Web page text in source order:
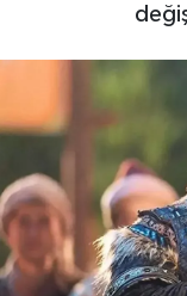
SON DAKİKA
FİNANS